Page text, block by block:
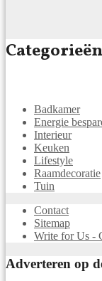
Categorieën
Badkamer
Energie
Interieur
Keuken
Lifestyle
Raamdecoratie
Tuin
Contact
Sitemap
Write for Us -
Adverteren op